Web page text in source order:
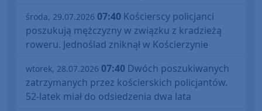
środa, 29.07.2026 07:40 Kościerscy policjanci
poszukują mężczyzny w związku z kradzieżą
roweru. Jednoślad zniknął w Kościerzynie
wtorek, 28.07.2026 07:40 Dwóch poszukiwanych
zatrzymanych przez kościerskich policjantów.
52-latek miał do odsiedzenia dwa lata